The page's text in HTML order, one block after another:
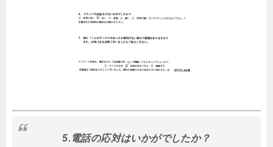
5.電話の応対はいかがでしたか？